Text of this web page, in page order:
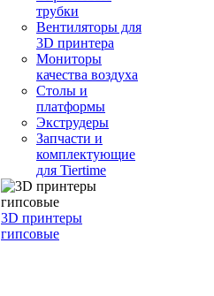
трубки
Вентиляторы для
3D принтера
Мониторы
качества воздуха
Столы и
платформы
Экструдеры
Запчасти и
комплектующие
для Tiertime
3D принтеры
гипсовые